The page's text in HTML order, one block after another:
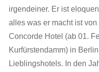
irgendeiner. Er ist
alles was er macht ist
Concorde Hotel (ab 01.
Kurfürstendamm) in
Lieblingshotels. In den